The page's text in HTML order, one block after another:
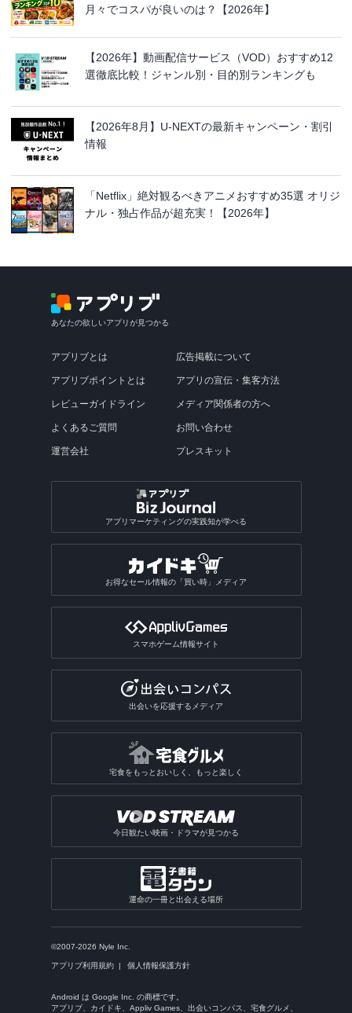
月々でコスパが良いのは？【2026年】
【2026年】動画配信サービス（VOD）おすすめ12
選徹底比較！ジャンル別・目的別ランキングも
【2026年8月】U-NEXTの最新キャンペーン・割引
情報
「Netflix」絶対観るべきアニメおすすめ35選 オリジ
ナル・独占作品が超充実！【2026年】
あなたの欲しいアプリが見つかる
アプリブとは
アプリブポイントとは
レビューガイドライン
よくあるご質問
運営会社
広告掲載について
アプリの宣伝・集客方法
メディア関係者の方へ
お問い合わせ
プレスキット
アプリマーケティングの実践知が学べる
お得なセール情報の「買い時」メディア
スマホゲーム情報サイト
出会いを応援するメディア
宅食をもっとおいしく、もっと楽しく
今日観たい映画・ドラマが見つかる
運命の一冊と出会える場所
©2007-2026 Nyle Inc.
アプリブ利用規約 個人情報保護方針
Android は Google Inc. の商標です。
アプリブ、カイドキ、Appliv Games、出会いコンパス、宅食グルメ、